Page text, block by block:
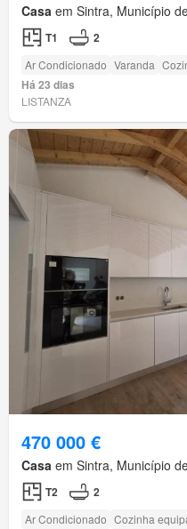
Casa em Sintra, Município
T1 2
Ar Condicionado Varanda
Há 23 dias
LISTANZA
470 000 €
Casa em Sintra, Município
T2 2
Ar Condicionado Cozinha